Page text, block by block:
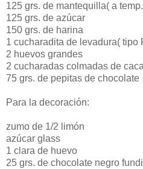
125 grs. de mantequilla( a
125 grs. de azúcar
150 grs. de harina
1 cucharadita de levadura( tipo
2 huevos grandes
2 cucharadas colmadas de
75 grs. de pepitas de chocolate
Para la decoración:
zumo de 1/2 limón
azúcar glass
1 clara de huevo
25 grs. de chocolate negro